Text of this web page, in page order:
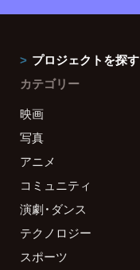
プロジェクトを探す
カテゴリー
映画
写真
アニメ
コミュニティ
演劇・ダンス
テクノロジー
スポーツ